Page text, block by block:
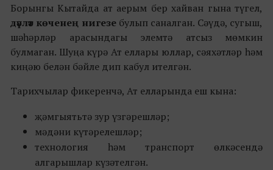
Борынгы Кытайда ат аерым бер хайван гына түгел,
дәүләт көченең нигезебулып саналган. Сәүдә, сугыш,
шәһәрләр арасындагы элемтә атсыз мөмкин
булмаган. Шуңа күрә Ат еллары юллар, сәяхәтләр һәм
киңәю белән бәйле дип кабул ителгән.
Тарихчылар фикеренчә, Ат елларында еш кына:
җәмгыятьтә зур үзгәрешләр;
мәдәни күтәрелешләр;
технология һәм транспорт өлкәсендә
алгарышлар күзәтелгән.